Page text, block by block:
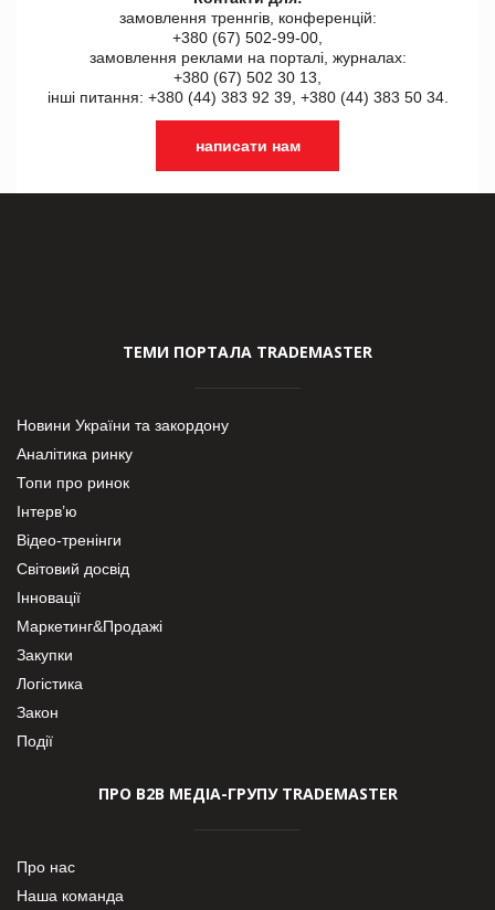
замовлення треннгів, конференцій:
+380 (67) 502-99-00,
замовлення реклами на порталі, журналах:
+380 (67) 502 30 13,
інші питання: +380 (44) 383 92 39, +380 (44) 383 50 34.
написати нам
ТЕМИ ПОРТАЛА TRADEMASTER
Новини України та закордону
Аналітика ринку
Топи про ринок
Інтерв’ю
Відео-тренінги
Світовий досвід
Інновації
Маркетинг&Продажі
Закупки
Логістика
Закон
Події
ПРО В2В МЕДІА-ГРУПУ TRADEMASTER
Про нас
Наша команда